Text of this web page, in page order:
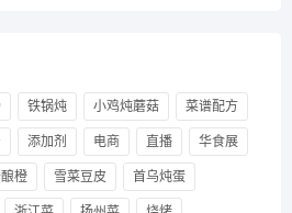
铁锅炖 小鸡炖蘑菇 菜谱配方
添加剂 电商 直播 华食展
橙 雪菜豆皮 首乌炖蛋